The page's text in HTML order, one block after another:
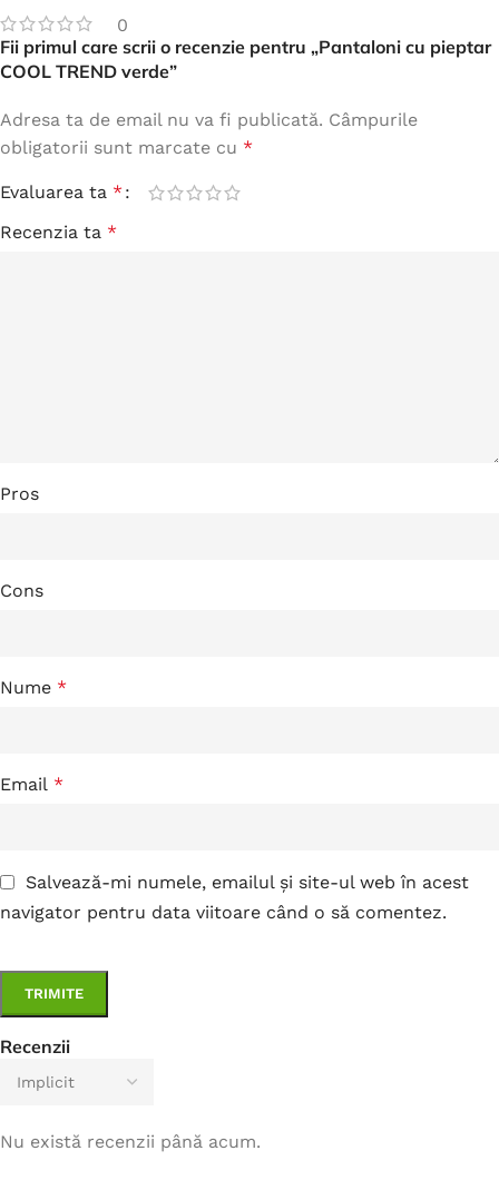
0
Recenzii
Nu există recenzii până acum.
Fii primul care scrii o recenzie pentru „Pantaloni cu pieptar
COOL TREND verde”
Adresa ta de email nu va fi publicată. Câmpurile
obligatorii sunt marcate cu *
Evaluarea ta *
Recenzia ta *
Pros
Cons
Nume *
Email *
Salvează-mi numele, emailul și site-ul web în acest
navigator pentru data viitoare când o să comentez.